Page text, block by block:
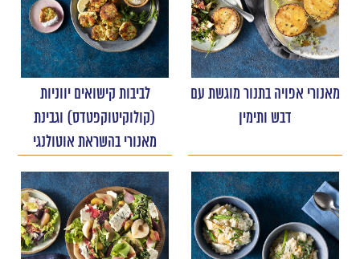
מאנורי אפויה בתנור מוגשת עם
דבש ותימין
לביבות קישואים יווניות
(קולוקיטוקפטדס) וגבינת
מאנורי בהשראת אוטולנגי